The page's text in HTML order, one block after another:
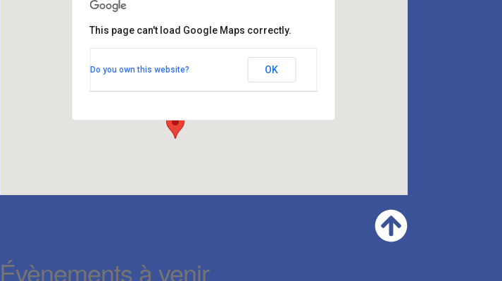
Faculté de Médecine Timone Marseille
27, boulevard Jean Moulin - Marseille
This page can't load Google Maps correctly.
Do you own this website? OK
Évènements à venir